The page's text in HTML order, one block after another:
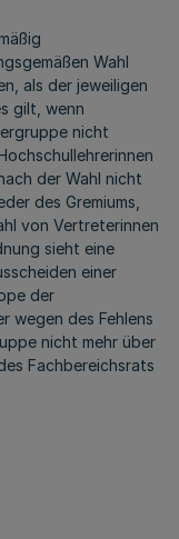
Wahl
als der jeweiligen
gilt, wenn
nicht
der Wahl nicht
des Gremiums,
von Vertreterinnen
sieht eine
einer
der
wegen des Fehlens
nicht mehr über
Fachbereichsrats